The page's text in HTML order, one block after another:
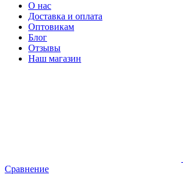
О нас
Доставка и оплата
Оптовикам
Блог
Отзывы
Наш магазин
Сравнение